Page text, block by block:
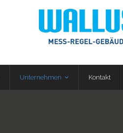
Unternehmen Kontakt